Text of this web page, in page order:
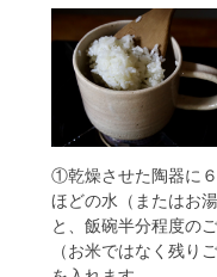
①乾燥させた陶器に６
ほどの水（またはお湯
と、飯碗半分程度の
（お米ではなく残りご